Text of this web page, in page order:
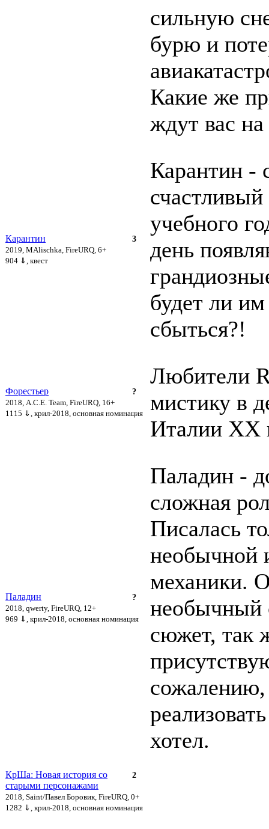
сильную
бурю и
Какие же
ждут вас на
3
Карантин
2019, MAlischka, FireURQ, 6+
904 ⇓ , квест
Карантин -
учебного
день
будет ли
сбыться?!
?
Форестьер
2018, A.C.E. Team, FireURQ, 16+
1115 ⇓ , крил-2018, основная номинация
Любители
мистику в
Италии XX
?
Паладин
2018, qwerty, FireURQ, 12+
969 ⇓ , крил-2018, основная номинация
Паладин -
сложная
Писалась
необычной
механики.
необычный
сюжет, так
сожалению,
хотел.
2
КрШа: Новая история со
старыми персонажами
2018, Saint/Павел Боровик, FireURQ, 0+
1282 ⇓ , крил-2018, основная номинация